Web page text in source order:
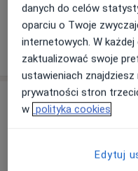
W swoich działaniach
znajdujących się w
też prowadzimy
Jesteśmy jedyną na
warszawską, jednostką prowadzącą program
uzależnionych od
W jaki sposób ustalane
Specjaliści
danych do celów
oparciu o Twoje
internetowych. W
zaktualizować swoje
ustawieniach
prywatności stron
w polityka cookies
Edytuj